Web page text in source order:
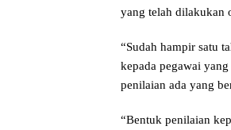
yang telah dilakukan
“Sudah hampir satu
kepada pegawai
penilaian ada yang
“Bentuk penilaian